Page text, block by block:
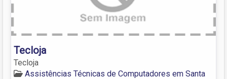
Tecloja
Tecloja
Assistências Técnicas de Computadores em Santa